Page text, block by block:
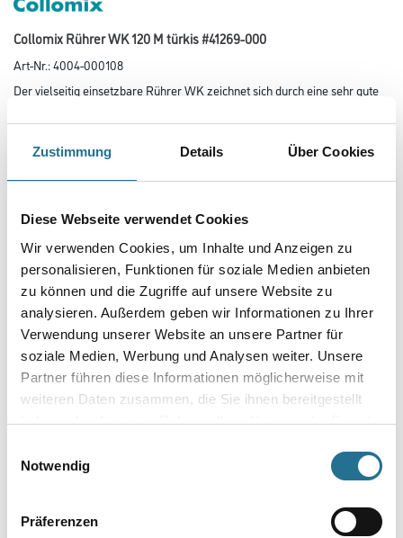
Zustimmung Details Über Cookies
Diese Webseite verwendet Cookies
Wir verwenden Cookies, um Inhalte und Anzeigen zu
personalisieren, Funktionen für soziale Medien anbieten
zu können und die Zugriffe auf unsere Website zu
analysieren. Außerdem geben wir Informationen zu Ihrer
Verwendung unserer Website an unsere Partner für
soziale Medien, Werbung und Analysen weiter. Unsere
Partner führen diese Informationen möglicherweise mit
weiteren Daten zusammen, die Sie ihnen bereitgestellt
haben oder die sie im Rahmen Ihrer Nutzung der Dienste
Notwendig
Präferenzen
Collomix Rührer WK 120 M türkis #41269-000
Art-Nr.:4004-000108
Der vielseitig einsetzbare Rührer WK zeichnet sich durch eine sehr gute
neben dem leichten Führen im Material für eine geringere
Farbtonbezeichnung
Länge in Millimeter
Durchmesser in millimeter
Umrechnungsfaktoren